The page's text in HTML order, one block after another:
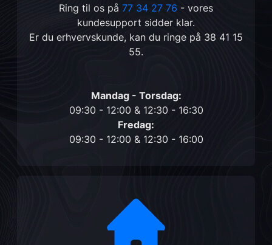
Ring til os på 77 34 27 76 - vores
kundesupport sidder klar.
Er du erhvervskunde, kan du ringe på 38 41 15
55.
Mandag - Torsdag:
09:30 - 12:00 & 12:30 - 16:30
Fredag:
09:30 - 12:00 & 12:30 - 16:00